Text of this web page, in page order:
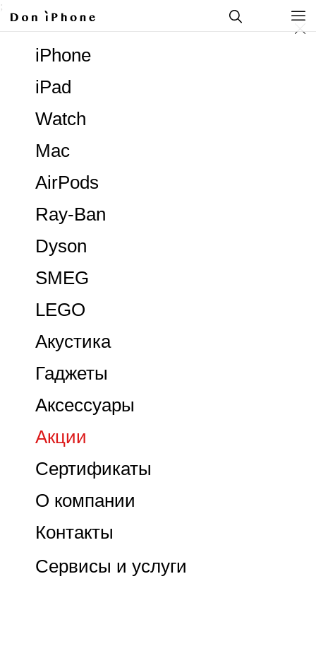
;
Контакты
О компании
Сертификаты
Акции
Аксессуары
Гаджеты
Акустика
Dyson
AirPods
Ray-Ban
LEGO
SMEG
Mac
Watch
iPad
iPhone
Сервисы и услуги